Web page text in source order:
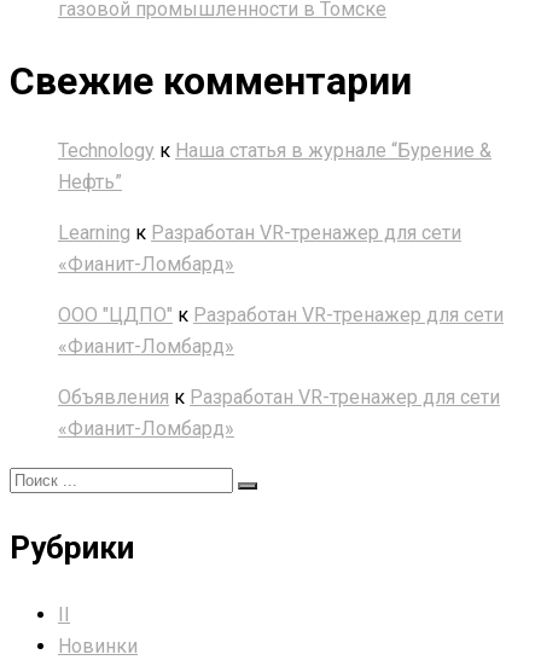
газовой промышленности в Томске
Свежие комментарии
Technology к Наша статья в журнале “Бурение &
Нефть”
Learning к Разработан VR-тренажер для сети
«Фианит-Ломбард»
ООО "ЦДПО" к Разработан VR-тренажер для сети
«Фианит-Ломбард»
Объявления к Разработан VR-тренажер для сети
«Фианит-Ломбард»
Рубрики
II
Новинки